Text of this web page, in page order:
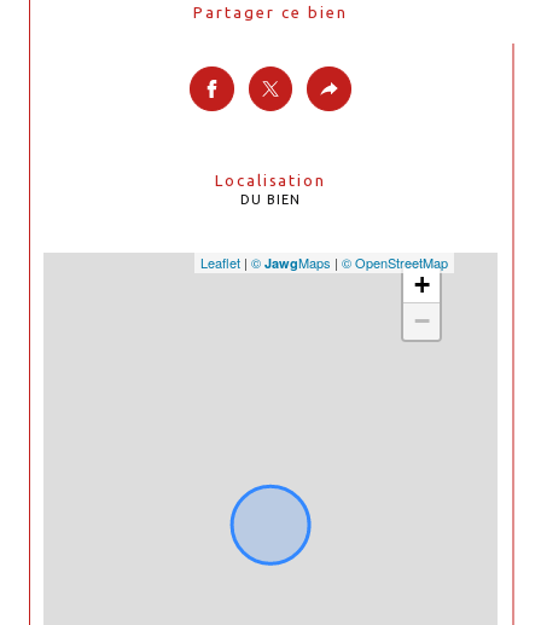
Partager ce bien
Localisation
DU BIEN
+
−
Leaflet | © JawgMaps | © OpenStreetMap